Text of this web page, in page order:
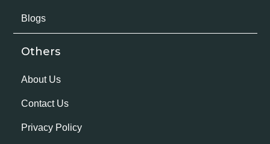
Blogs
Others
About Us
Contact Us
Privacy Policy